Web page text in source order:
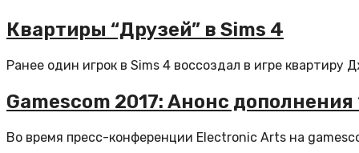
Квартиры “Друзей” в Sims 4
Ранее один игрок в Sims 4 воссоздал в игре
Gamescom 2017: Анонс
Во время пресс-конференции Electronic Arts на